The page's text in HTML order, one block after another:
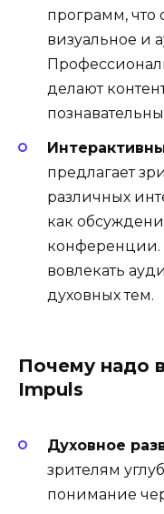
программ, что
визуальное и
делают
предлагает
различных
как
конференции.
вовлекать
духовных тем.
Почему надо
Impuls
Духовное
зрителям
понимание